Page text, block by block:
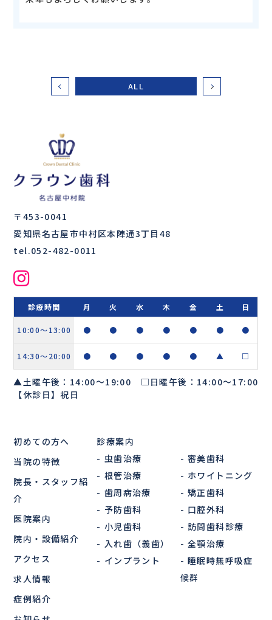
ALL
〒453-0041
愛知県名古屋市中村区本陣通3丁目48
tel.052-482-0011
診療時間 月 火 水 木 金 土 日
10:00〜13:00 ● ● ● ● ● ● ●
14:30〜20:00 ● ● ● ● ● ▲ □
▲土曜午後：14:00～19:00 □日曜午後：14:00～17:00
【休診日】祝日
初めての方へ
当院の特徴
院長・スタッフ紹
介
医院案内
院内・設備紹介
アクセス
求人情報
症例紹介
診療案内
虫歯治療
根管治療
歯周病治療
予防歯科
小児歯科
入れ歯（義歯）
インプラント
審美歯科
ホワイトニング
矯正歯科
口腔外科
訪問歯科診療
全顎治療
睡眠時無呼吸症
候群